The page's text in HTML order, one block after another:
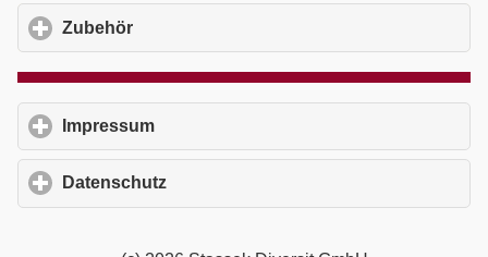
Zubehör
Impressum
Datenschutz